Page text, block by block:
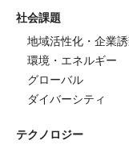
社会課題
地域活性化・企業
環境・エネルギー
グローバル
ダイバーシティ
テクノロジー